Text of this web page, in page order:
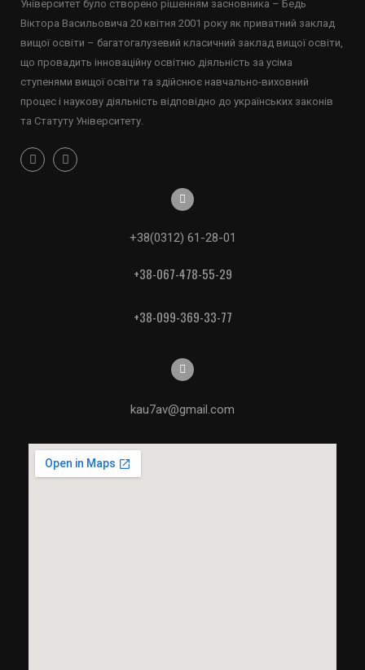
Університет було створено рішенням засновника – Бедь
Віктора Васильовича 20 квітня 2001 року як приватний заклад
вищої освіти – багатогалузевий класичний заклад вищої освіти,
що провадить інноваційну освітню діяльність за усіма
ступенями вищої освіти та здійснює навчально-виховний
процес і наукову діяльність відповідно до українських законів
та Статуту Університету.
+38(0312) 61-28-01
+38-067-478-55-29
+38-099-369-33-77
kau7av@gmail.com